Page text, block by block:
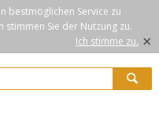
bestmöglichen Service zu
stimmen Sie der Nutzung zu.
Ich stimme zu. ×